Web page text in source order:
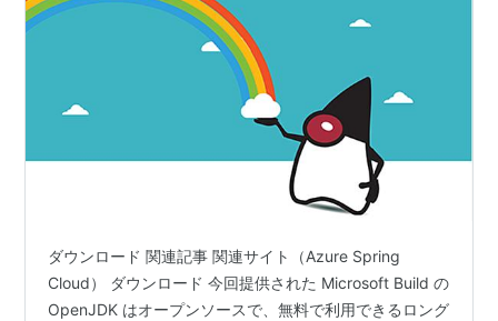
ダウンロード 関連記事 関連サイト（Azure Spring
Cloud） ダウンロード 今回提供された Microsoft Build の
OpenJDK はオープンソースで、無料で利用できるロング